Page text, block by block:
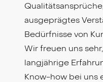
ausgeprägtes
Bedürfnisse von
Wir freuen uns
langjährige
Know-how bei uns